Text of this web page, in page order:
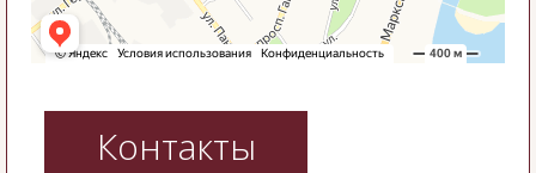
Контакты